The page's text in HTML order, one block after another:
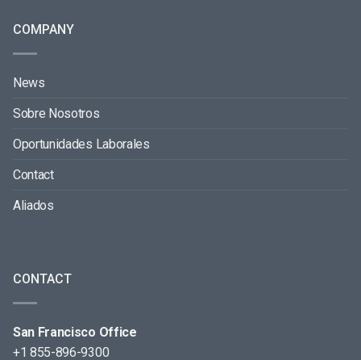
COMPANY
News
Sobre Nosotros
Oportunidades Laborales
Contact
Aliados
CONTACT
San Francisco Office
+1 855-896-9300